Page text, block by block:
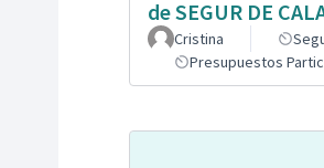
de SEGUR DE
Cristina
Presupuestos